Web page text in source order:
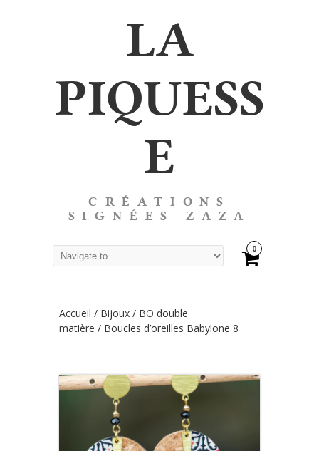
LA
PIQUESS
E
CRÉATIONS
SIGNÉES ZAZA
0
Accueil / Bijoux / BO double
matière / Boucles d’oreilles Babylone 8